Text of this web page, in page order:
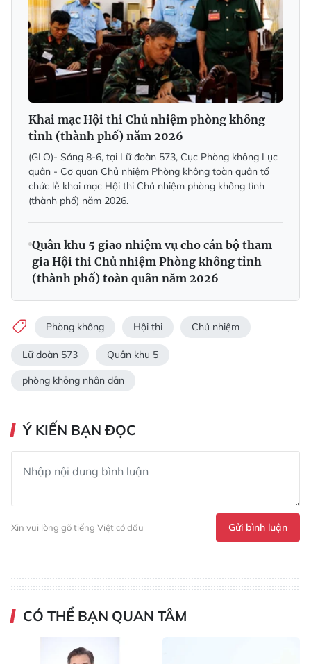
Khai mạc Hội thi Chủ nhiệm phòng không
tỉnh (thành phố) năm 2026
(GLO)- Sáng 8-6, tại Lữ đoàn 573, Cục Phòng không Lục
quân - Cơ quan Chủ nhiệm Phòng không toàn quân tổ
chức lễ khai mạc Hội thi Chủ nhiệm phòng không tỉnh
(thành phố) năm 2026.
Quân khu 5 giao nhiệm vụ cho cán bộ tham
gia Hội thi Chủ nhiệm Phòng không tỉnh
(thành phố) toàn quân năm 2026
Phòng không Hội thi Chủ nhiệm
Lữ đoàn 573 Quân khu 5
phòng không nhân dân
Ý KIẾN BẠN ĐỌC
Xin vui lòng gõ tiếng Việt có dấu Gửi bình luận
CÓ THỂ BẠN QUAN TÂM